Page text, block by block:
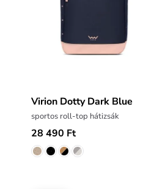
Virion Dotty Dark Blue
sportos roll-top hátizsák
28 490 Ft